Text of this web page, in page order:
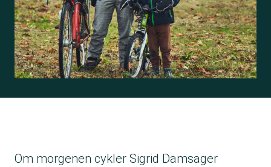
Om morgenen cykler Sigrid Damsager